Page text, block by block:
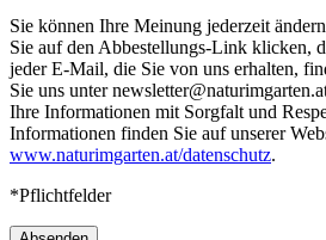
Sie können Ihre Meinung jederzeit
Sie auf den Abbestellungs-Link klicken,
jeder E-Mail, die Sie von uns erhalten,
Sie uns unter
Ihre Informationen mit Sorgfalt und
Informationen finden Sie auf unserer
www.naturimgarten.at/datenschutz.
*Pflichtfelder